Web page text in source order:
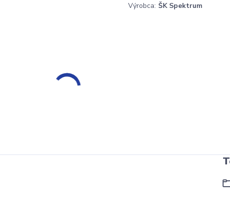
Výrobca: ŠK Spektrum